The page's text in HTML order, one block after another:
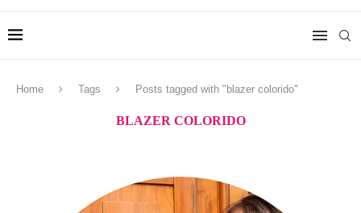
Home Tags Posts tagged with "blazer colorido"
BLAZER COLORIDO